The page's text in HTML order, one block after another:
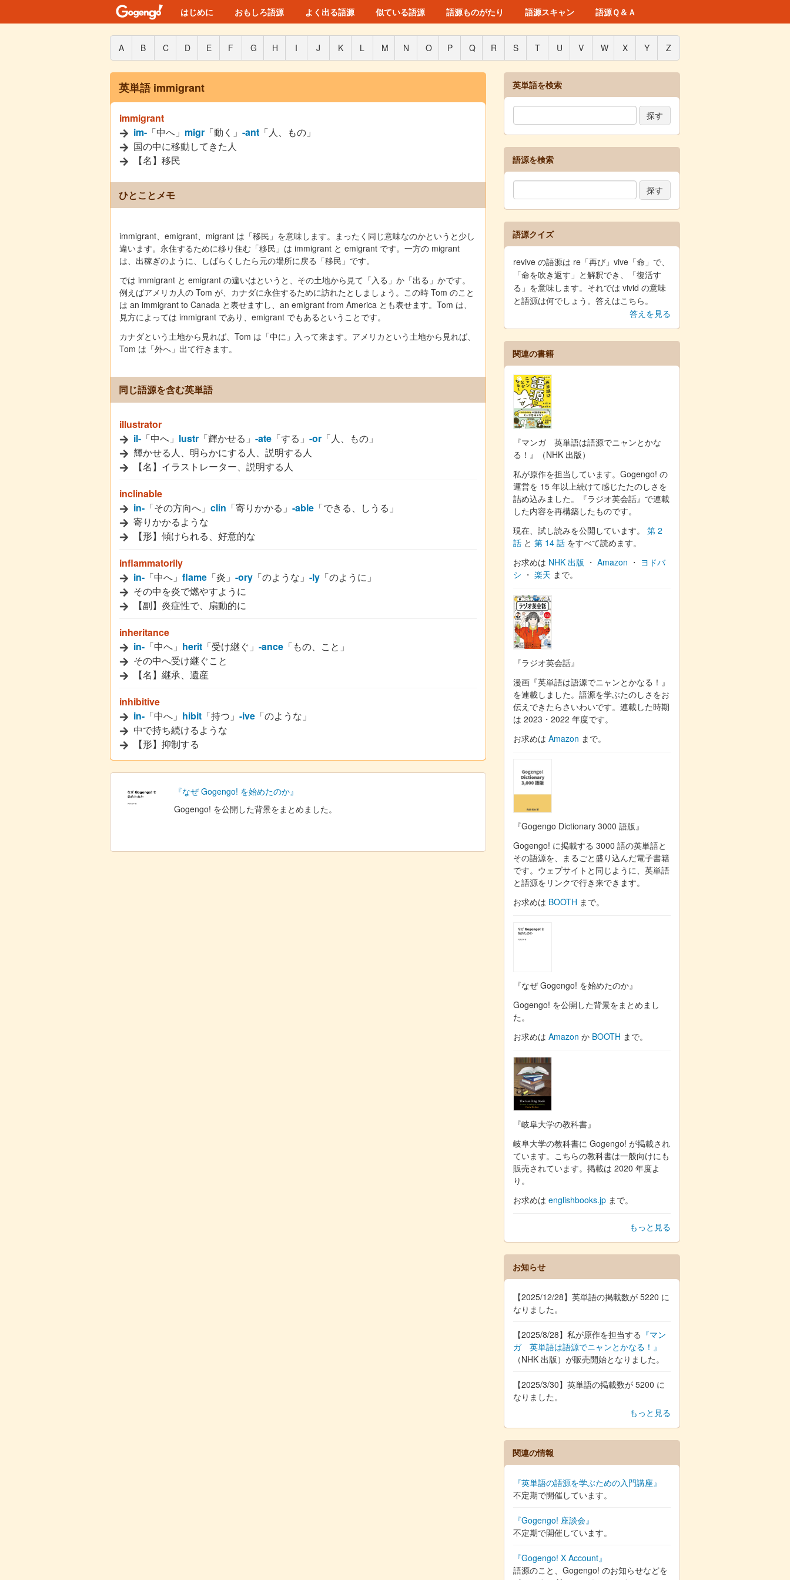
はじめに おもしろ語源 よく出る語源 似ている語源 語源ものがたり 語源スキャン 語源Ｑ＆Ａ
A B C D E F G H I J K L M N O P Q R S T U V W X Y Z
英単語 immigrant
immigrant
im- 「中へ」 migr 「動く」 -ant 「人、もの」
国の中に移動してきた人
【名】移民
ひとことメモ
immigrant、emigrant、migrant は「移民」を意味します。まったく同じ意味なのかというと少し
違います。永住するために移り住む「移民」は immigrant と emigrant です。一方の migrant
は、出稼ぎのように、しばらくしたら元の場所に戻る「移民」です。
では immigrant と emigrant の違いはというと、その土地から見て「入る」か「出る」かです。
例えばアメリカ人の Tom が、カナダに永住するために訪れたとしましょう。この時 Tom のこと
は an immigrant to Canada と表せますし、an emigrant from America とも表せます。Tom は、
見方によっては immigrant であり、emigrant でもあるということです。
カナダという土地から見れば、Tom は「中に」入って来ます。アメリカという土地から見れば、
Tom は「外へ」出て行きます。
同じ語源を含む英単語
illustrator
il- 「中へ」 lustr 「輝かせる」 -ate 「する」 -or 「人、もの」
輝かせる人、明らかにする人、説明する人
【名】イラストレーター、説明する人
inclinable
in- 「その方向へ」 clin 「寄りかかる」 -able 「できる、しうる」
寄りかかるような
【形】傾けられる、好意的な
inflammatorily
in- 「中へ」 flame 「炎」 -ory 「のような」 -ly 「のように」
その中を炎で燃やすように
【副】炎症性で、扇動的に
inheritance
in- 「中へ」 herit 「受け継ぐ」 -ance 「もの、こと」
その中へ受け継ぐこと
【名】継承、遺産
inhibitive
in- 「中へ」 hibit 「持つ」 -ive 「のような」
中で持ち続けるような
【形】抑制する
『なぜ Gogengo! を始めたのか』
Gogengo! を公開した背景をまとめました。
英単語を検索
語源を検索
語源クイズ
revive の語源は re「再び」vive「命」で、
「命を吹き返す」と解釈でき、「復活す
る」を意味します。それでは vivid の意味
と語源は何でしょう。答えはこちら。
答えを見る
関連の書籍
『マンガ 英単語は語源でニャンとかな
る！』（NHK 出版）
私が原作を担当しています。Gogengo! の
運営を 15 年以上続けて感じたたのしさを
詰め込みました。『ラジオ英会話』で連載
した内容を再構築したものです。
現在、試し読みを公開しています。 第 2
話 と 第 14 話 をすべて読めます。
お求めは NHK 出版 ・ Amazon ・ ヨドバ
シ ・ 楽天 まで。
『ラジオ英会話』
漫画『英単語は語源でニャンとかなる！』
を連載しました。語源を学ぶたのしさをお
伝えできたらさいわいです。連載した時期
は 2023・2022 年度です。
お求めは Amazon まで。
『Gogengo Dictionary 3000 語版』
Gogengo! に掲載する 3000 語の英単語と
その語源を、まるごと盛り込んだ電子書籍
です。ウェブサイトと同じように、英単語
と語源をリンクで行き来できます。
お求めは BOOTH まで。
『なぜ Gogengo! を始めたのか』
Gogengo! を公開した背景をまとめまし
た。
お求めは Amazon か BOOTH まで。
『岐阜大学の教科書』
岐阜大学の教科書に Gogengo! が掲載され
ています。こちらの教科書は一般向けにも
販売されています。掲載は 2020 年度よ
り。
お求めは englishbooks.jp まで。
もっと見る
お知らせ
【2025/12/28】英単語の掲載数が 5220 に
なりました。
【2025/8/28】私が原作を担当する 『マン
ガ 英単語は語源でニャンとかなる！』
（NHK 出版）が販売開始となりました。
【2025/3/30】英単語の掲載数が 5200 に
なりました。
もっと見る
関連の情報
『英単語の語源を学ぶための入門講座』
不定期で開催しています。
『Gogengo! 座談会』
不定期で開催しています。
『Gogengo! X Account』
語源のこと、Gogengo! のお知らせなどを